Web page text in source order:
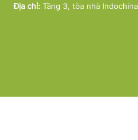
Địa chỉ: Tầng 3, tòa nhà